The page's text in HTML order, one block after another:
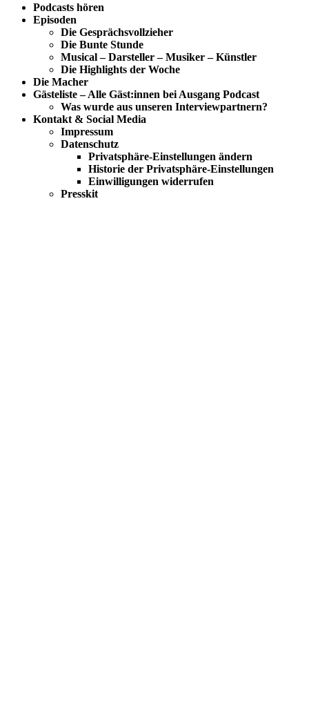
Podcasts hören
Episoden
Die Gesprächsvollzieher
Die Bunte Stunde
Musical – Darsteller – Musiker – Künstler
Die Highlights der Woche
Die Macher
Gästeliste – Alle Gäst:innen bei Ausgang Podcast
Was wurde aus unseren Interviewpartnern?
Kontakt & Social Media
Impressum
Datenschutz
Privatsphäre-Einstellungen ändern
Historie der Privatsphäre-Einstellungen
Einwilligungen widerrufen
Presskit